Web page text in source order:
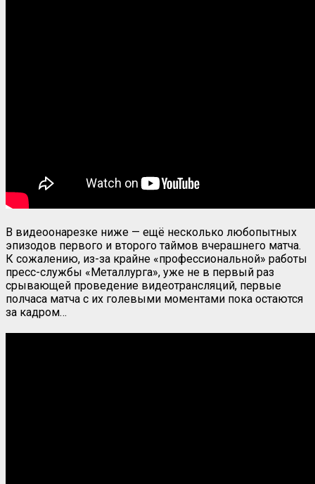
В видеоонарезке ниже — ещё несколько любопытных
эпизодов первого и второго таймов вчерашнего матча.
К сожалению, из-за крайне «профессиональной» работы
пресс-службы «Металлурга», уже не в первый раз
срывающей проведение видеотрансляций, первые
полчаса матча с их голевыми моментами пока остаются
за кадром…